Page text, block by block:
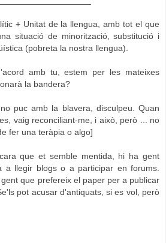
+ Unitat de la llengua, amb tot el que
situació de minorització, substitució i
(pobreta la nostra llengua).
amb tu, estem per les mateixes
la bandera?
puc amb la blavera, disculpeu. Quan
vaig reconciliant-me, i això, però ... no
fer una teràpia o algo]
que et semble mentida, hi ha gent
a llegir blogs o a participar en forums.
que prefereix el paper per a publicar
pot acusar d'antiquats, si es vol, però